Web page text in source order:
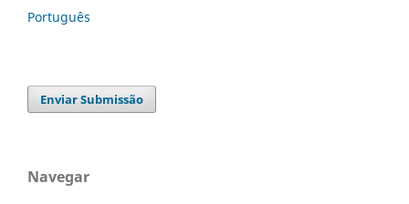
Português
Enviar Submissão
Navegar